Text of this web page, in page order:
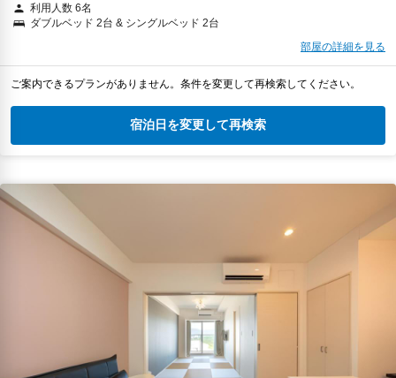
利用人数 6名
ダブルベッド 2台 & シングルベッド 2台
部屋の詳細を見る
ご案内できるプランがありません。条件を変更して再検索してください。
宿泊日を変更して再検索